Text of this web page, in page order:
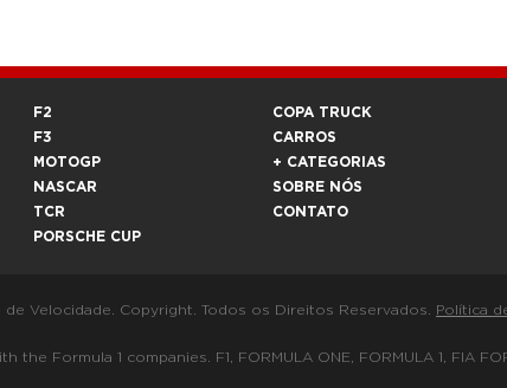
F2
F3
MOTOGP
NASCAR
TCR
PORSCHE CUP
COPA TRUCK
CARROS
+ CATEGORIAS
SOBRE NÓS
CONTATO
de Velocidade. Copyright. Todos os Direitos Reservados. Política
Formula 1 companies. F1, FORMULA ONE, FORMULA 1, FIA